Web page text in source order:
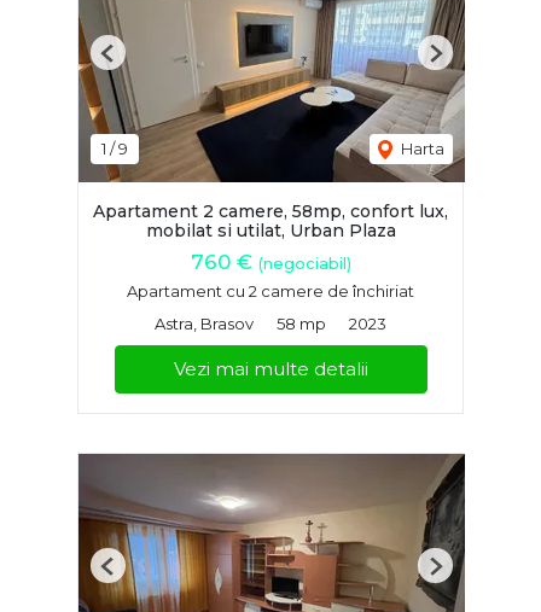
1 /9 Harta
Previous Next
Apartament 2 camere, 58mp, confort lux,
mobilat si utilat, Urban Plaza
760 € (negociabil)
Apartament cu 2 camere de închiriat
Astra, Brasov
58 mp 2023
Vezi mai multe detalii
Previous Next